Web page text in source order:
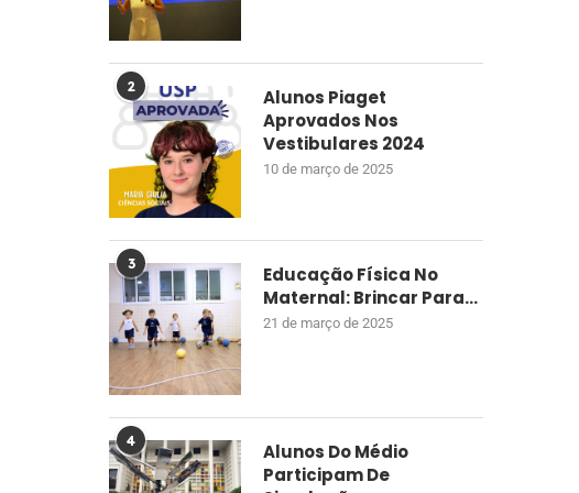
2
Alunos Piaget
Aprovados Nos
Vestibulares 2024
10 de março de 2025
3
Educação Física No
Maternal: Brincar Para...
21 de março de 2025
4
Alunos Do Médio
Participam De